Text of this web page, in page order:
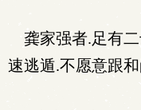
龚家强者.足有二
速逃遁.不愿意跟